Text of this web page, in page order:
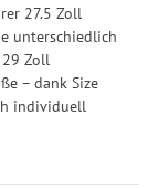
27.5 Zoll
unterschiedlich
Zoll
– dank Size
individuell